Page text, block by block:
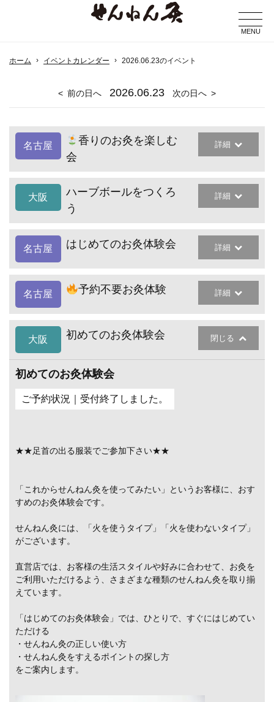
MENU
ホーム イベントカレンダー 2026.06.23のイベント
前の日へ 2026.06.23 次の日へ
名古屋
香りのお灸を楽しむ
会
詳細
大阪
ハーブボールをつくろ
う
詳細
名古屋 はじめてのお灸体験会 詳細
名古屋 予約不要お灸体験 詳細
大阪 初めてのお灸体験会 閉じる
初めてのお灸体験会
ご予約状況｜受付終了しました。
★★足首の出る服装でご参加下さい★★
「これからせんねん灸を使ってみたい」というお客様に、おす
すめのお灸体験会です。
せんねん灸には、「火を使うタイプ」「火を使わないタイプ」
がございます。
直営店では、お客様の生活スタイルや好みに合わせて、お灸を
ご利用いただけるよう、さまざまな種類のせんねん灸を取り揃
えています。
「はじめてのお灸体験会」では、ひとりで、すぐにはじめてい
ただける
・せんねん灸の正しい使い方
・せんねん灸をすえるポイントの探し方
をご案内します。